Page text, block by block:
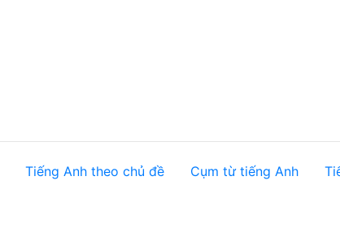
Tiếng Anh theo chủ đề Cụm từ tiếng Anh